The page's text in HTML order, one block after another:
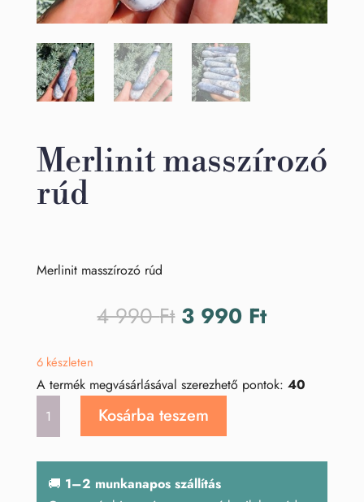
Merlinit masszírozó
rúd
Merlinit masszírozó rúd
4 990Ft Original
4
990 Ft.
3 990 FtCurrent
3
6 készleten
A termék megvásárlásával szerezhető pontok: 40
Kosárba teszem
🚚 1–2 munkanapos szállítás